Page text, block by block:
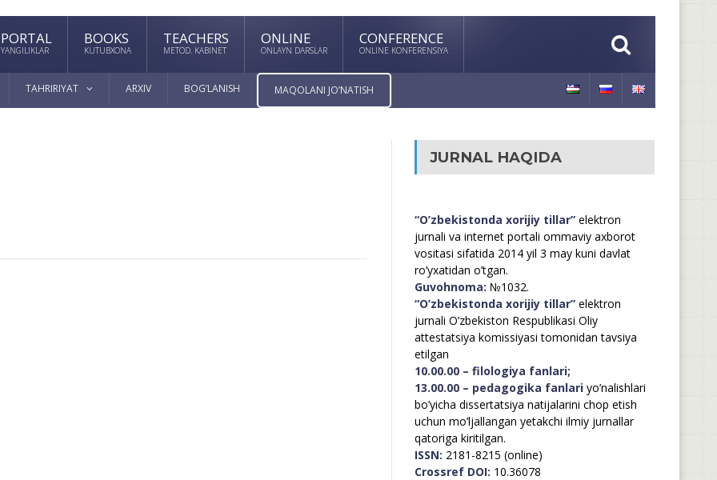
PORTAL
YANGILIKLAR
BOOKS
KUTUBXONA
TEACHERS
METOD. KABINET
ONLINE
ONLAYN DARSLAR
CONFERENCE
ONLINE KONFERENSIYA
TAHRIRIYAT ARXIV BOG’LANISH MAQOLANI JO’NATISH
JURNAL HAQIDA
“O’zbekistonda xorijiy tillar”elektron
jurnali va internet portali ommaviy axborot
vositasi sifatida 2014 yil 3 may kuni davlat
ro’yxatidan o’tgan.
Guvohnoma: №1032.
“O’zbekistonda xorijiy tillar”elektron
jurnali O’zbekiston Respublikasi Oliy
attestatsiya komissiyasi tomonidan tavsiya
etilgan
10.00.00 – filologiya fanlari;
13.00.00 – pedagogika fanlariyo’nalishlari
bo’yicha dissertatsiya natijalarini chop etish
uchun mo’ljallangan yetakchi ilmiy jurnallar
qatoriga kiritilgan.
ISSN: 2181-8215 (online)
Crossref DOI: 10.36078